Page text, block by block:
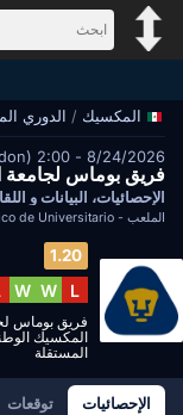
المكسيك / الدوري
8/24/2026 - 2:00 (Europe/London)
الإحصائيات، البيانات و
الملعب - de Universitario
1.20
L
W
W
فريق بوماس
المكسيك
المستقلة
الإحصائيات توقعات